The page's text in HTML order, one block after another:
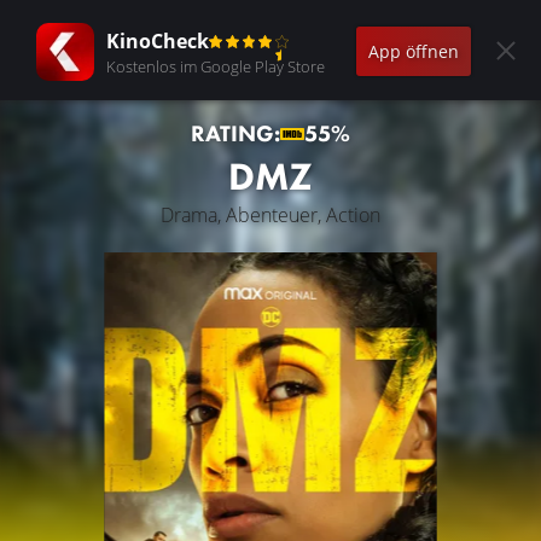
KinoCheck
Kostenlos im Google Play Store
App öffnen
RATING: 55%
DMZ
Drama, Abenteuer, Action